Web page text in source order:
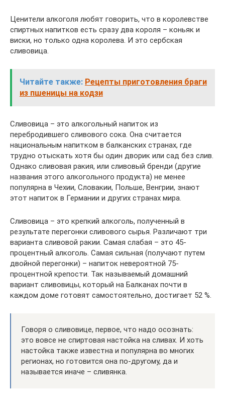
Ценители алкоголя любят говорить, что в королевстве
спиртных напитков есть сразу два короля – коньяк и
виски, но только одна королева. И это сербская
сливовица.
Читайте также: Рецепты приготовления браги
из пшеницы на кодзи
Сливовица – это алкогольный напиток из
перебродившего сливового сока. Она считается
национальным напитком в балканских странах, где
трудно отыскать хотя бы один дворик или сад без слив.
Однако сливовая ракия, или сливовый бренди (другие
названия этого алкогольного продукта) не менее
популярна в Чехии, Словакии, Польше, Венгрии, знают
этот напиток в Германии и других странах мира.
Сливовица – это крепкий алкоголь, полученный в
результате перегонки сливового сырья. Различают три
варианта сливовой ракии. Самая слабая – это 45-
процентный алкоголь. Самая сильная (получают путем
двойной перегонки) – напиток невероятной 75-
процентной крепости. Так называемый домашний
вариант сливовицы, который на Балканах почти в
каждом доме готовят самостоятельно, достигает 52 %.
Говоря о сливовице, первое, что надо осознать:
это вовсе не спиртовая настойка на сливах. И хоть
настойка также известна и популярна во многих
регионах, но готовится она по-другому, да и
называется иначе – сливянка.